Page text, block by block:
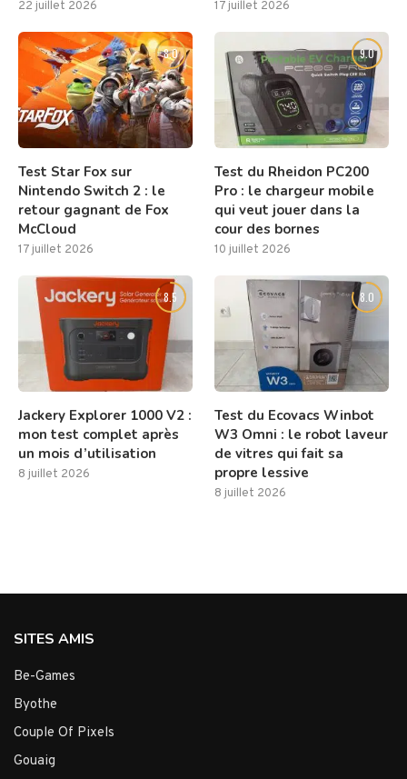
22 juillet 2026 17 juillet 2026
8.0
Test Star Fox sur
Nintendo Switch 2 : le
retour gagnant de Fox
McCloud
17 juillet 2026
9.0
Test du Rheidon PC200
Pro : le chargeur mobile
qui veut jouer dans la
cour des bornes
10 juillet 2026
8.5
Jackery Explorer 1000 V2 :
mon test complet après
un mois d’utilisation
8 juillet 2026
8.0
Test du Ecovacs Winbot
W3 Omni : le robot laveur
de vitres qui fait sa
propre lessive
8 juillet 2026
SITES AMIS
Be-Games
Byothe
Couple Of Pixels
Gouaig